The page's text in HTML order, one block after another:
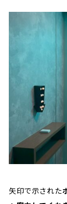
矢印で示された